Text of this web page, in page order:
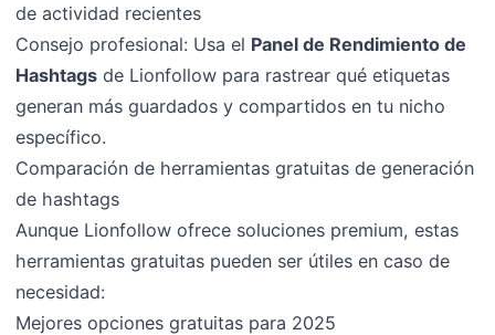
de actividad recientes
Consejo profesional: Usa el Panel de Rendimiento de
Hashtags de Lionfollow para rastrear qué etiquetas
generan más guardados y compartidos en tu nicho
específico.
Comparación de herramientas gratuitas de generación
de hashtags
Aunque Lionfollow ofrece soluciones premium, estas
herramientas gratuitas pueden ser útiles en caso de
necesidad:
Mejores opciones gratuitas para 2025